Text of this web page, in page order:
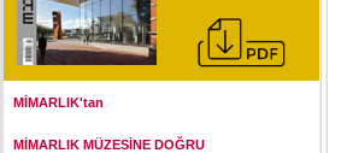
MİMARLIK'tan
MİMARLIK MÜZESİNE DOĞRU